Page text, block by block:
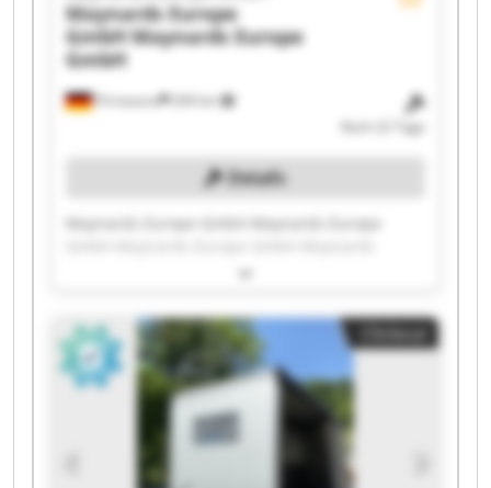
Pirmasens 269 km
Maynards Europe
GmbHMaynards Europe
GmbH
Noch 22 Tage
Details
Maynards Europe GmbH Maynards Europe
Europe GmbH Maynards Europe GmbH
GmbH Maynards Europe GmbH Maynards
Europe GmbH Maynards Europe GmbH
Maynards Europe GmbH Maynards Europe
GmbH Maynards Europe GmbH Maynards
Europe GmbH Maynards Europe GmbH
Maynards Europe GmbH Maynards Europe
GmbH Maynards Europe GmbH Maynards
Europe GmbH Maynards Europe GmbH